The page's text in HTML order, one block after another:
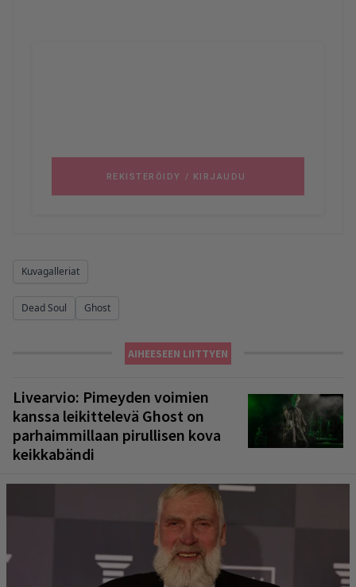
Kuvagalleriat
Dead Soul Ghost
AIHEESEEN LIITTYEN
Livearvio: Pimeyden voimien
kanssa leikittelevä Ghost on
parhaimmillaan pirullisen kova
keikkabändi